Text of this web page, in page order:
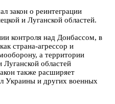
закон о реинтеграции
и Луганской областей.
контроля над Донбассом, в
страна-агрессор и
а территории
областей
также расширяет
Украины и других военных